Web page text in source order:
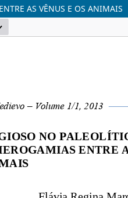
AS VÊNUS E OS ANIMAIS